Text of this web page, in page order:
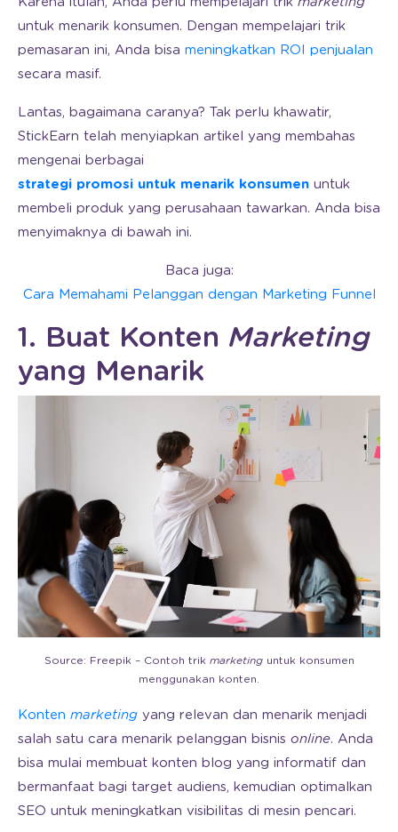
untuk menarik konsumen. Dengan mempelajari trik
pemasaran ini, Anda bisa meningkatkan ROI penjualan
secara masif.
Lantas, bagaimana caranya? Tak perlu khawatir,
StickEarn telah menyiapkan artikel yang membahas
mengenai berbagai
strategi promosi untuk menarik konsumen untuk
membeli produk yang perusahaan tawarkan. Anda bisa
menyimaknya di bawah ini.
Baca juga:
Cara Memahami Pelanggan dengan Marketing Funnel
1. Buat Konten Marketing
yang Menarik
Source: Freepik – Contoh trik marketing untuk konsumen
menggunakan konten.
Konten marketing yang relevan dan menarik menjadi
salah satu cara menarik pelanggan bisnis online. Anda
bisa mulai membuat konten blog yang informatif dan
bermanfaat bagi target audiens, kemudian optimalkan
SEO untuk meningkatkan visibilitas di mesin pencari.